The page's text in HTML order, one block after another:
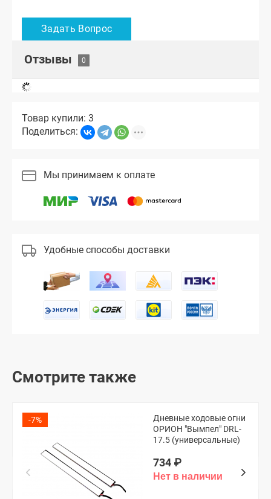
Отзывы
Товар купили: 3
Поделиться:
Мы принимаем к оплате
Удобные способы доставки
Смотрите также
-7%
Дневные ходовые огни
ОРИОН "Вымпел" DRL-
17.5 (универсальные)
734 ₽